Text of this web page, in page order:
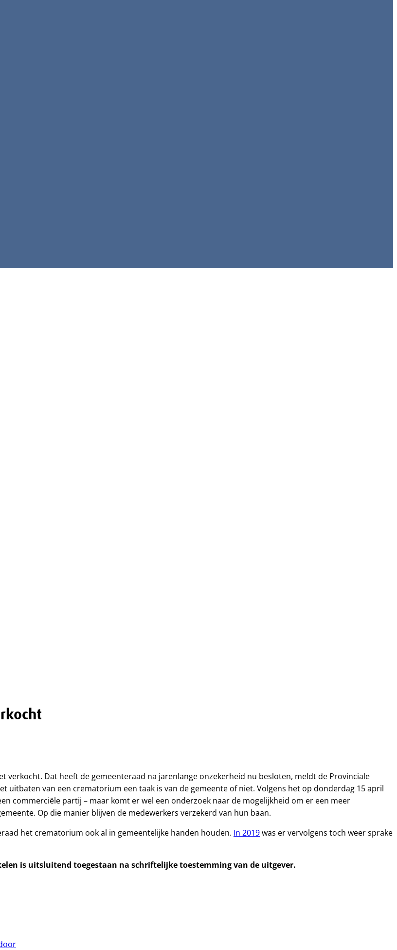
Dat heeft de gemeenteraad na jarenlange onzekerheid nu besloten, meldt de Provinciale
uitbaten van een crematorium een taak is van de gemeente of niet. Volgens het op donderdag 15 april
commerciële partij – maar komt er wel een onderzoek naar de mogelijkheid om er een meer
Op die manier blijven de medewerkers verzekerd van hun baan.
het crematorium ook al in gemeentelijke handen houden. In 2019was er vervolgens toch weer sprake
is uitsluitend toegestaan na schriftelijke toestemming van de uitgever.